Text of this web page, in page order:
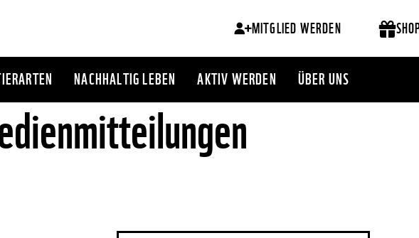
MITGLIED WERDEN
NACHHALTIG LEBEN AKTIV WERDEN ÜBER UNS